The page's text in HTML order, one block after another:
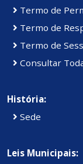
Termo de
Termo de
Termo de
Consultar
História:
Sede
Leis Municipais: